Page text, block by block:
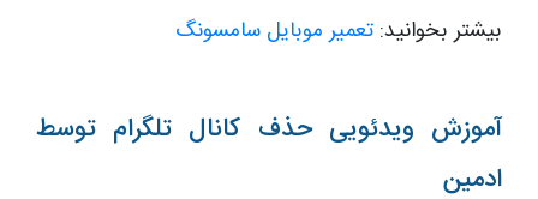
بیشتر بخوانید: تعمیر موبایل سامسونگ
آموزش ویدئویی حذف کانال تلگرام توسط
ادمین